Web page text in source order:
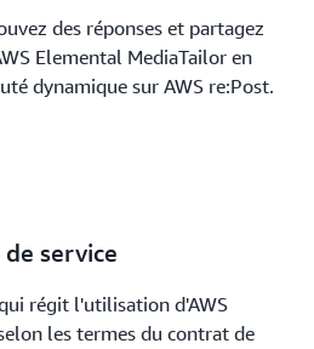
des réponses et partagez
Elemental MediaTailor en
dynamique sur AWS re:Post.
service
régit l'utilisation d'AWS
les termes du contrat de